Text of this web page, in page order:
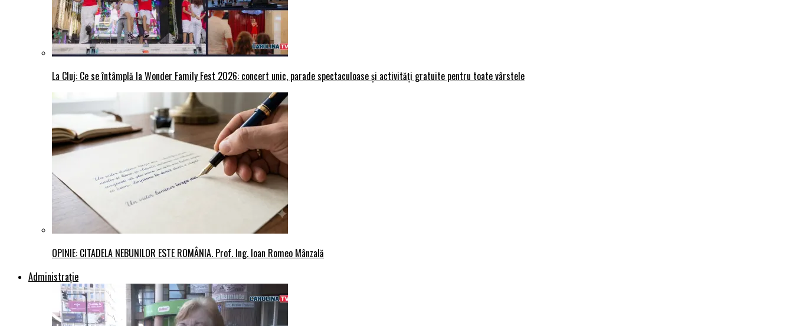
La Cluj: Ce se întâmplă la Wonder Family Fest 2026: concert unic, parade spectaculoase și activități gratuite pentru toate vârstele
OPINIE: CITADELA NEBUNILOR ESTE ROMÂNIA. Prof. Ing. Ioan Romeo Mânzală
Administraţie